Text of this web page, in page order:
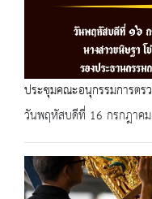
ประชุมคณะอนุกรรมการต
วันพฤหัสบดีที่ 16 กรกฎาค